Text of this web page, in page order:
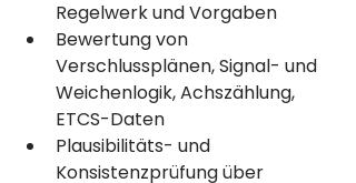
Regelwerk und Vorgaben
Bewertung von
Verschlussplänen, Signal- und
Weichenlogik, Achszählung,
ETCS-Daten
Plausibilitäts- und
Konsistenzprüfung über